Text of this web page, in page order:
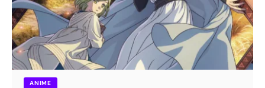
ANIME